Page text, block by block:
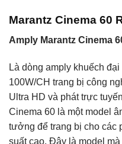
Marantz Cinema 60
Amply Marantz Cinema
Là dòng amply khuếch
100W/CH trang bị công
Ultra HD và phát trực
Cinema 60 là một model
tưởng để trang bị cho các
suất cao. Đây là model